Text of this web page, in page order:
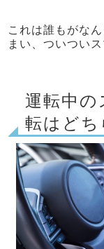
これは誰もがな
まい、ついつい
運転中の
転はどち